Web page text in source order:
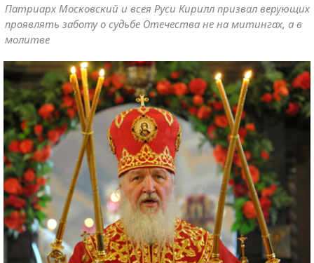
Патриарх Московский и всея Руси Кирилл призвал верующих
проявлять заботу о судьбе Отечества не на митингах, а в
молитве